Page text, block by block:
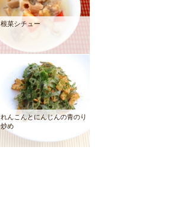
根菜シチュー
れんこんとにんじんの青のり
炒め